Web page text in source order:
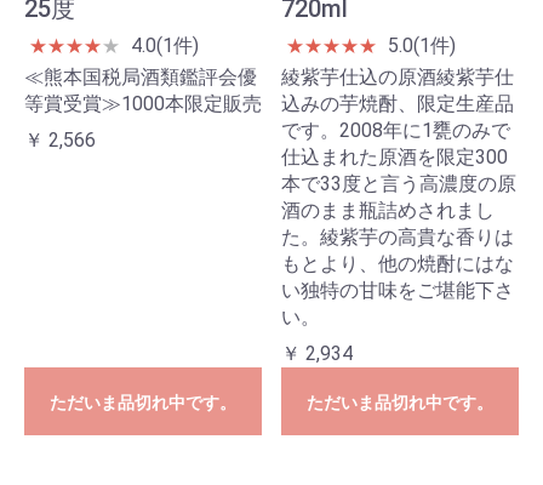
25度
★★★★★
4.0(1件)
≪熊本国税局酒類鑑評会優
等賞受賞≫1000本限定販売
￥ 2,566
ただいま品切れ中です。
720ml
★★★★★
5.0(1件)
綾紫芋仕込の原酒綾紫芋仕
込みの芋焼酎、限定生産品
です。2008年に1甕のみで
仕込まれた原酒を限定300
本で33度と言う高濃度の原
酒のまま瓶詰めされまし
た。綾紫芋の高貴な香りは
もとより、他の焼酎にはな
い独特の甘味をご堪能下さ
い。
￥ 2,934
ただいま品切れ中です。